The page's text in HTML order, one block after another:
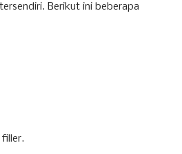
Berikut ini beberapa
filler.